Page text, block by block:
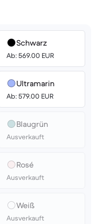
Schwarz
Ab: 569.00 EUR
Ultramarin
Ab: 579.00 EUR
Blaugrün
Ausverkauft
Rosé
Ausverkauft
Weiß
Ausverkauft